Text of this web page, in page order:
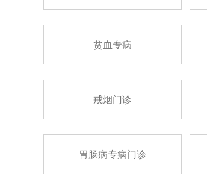
贫血专病
戒烟门诊
胃肠病专病门诊